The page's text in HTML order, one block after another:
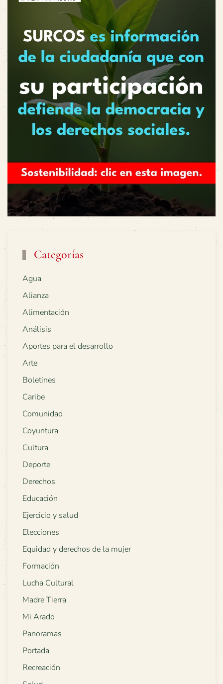
Categorías
Agua
Alianza
Alimentación
Análisis
Aportes para el desarrollo
Arte
Boletines
Caribe
Comunidad
Coyuntura
Cultura
Deporte
Derechos
Educación
Ejercicio y salud
Elecciones
Equidad y derechos de la mujer
Formación
Lucha Cultural
Madre Tierra
Mi Arado
Panoramas
Portada
Recreación